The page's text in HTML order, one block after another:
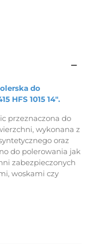
do
HFS 1015 14".
przeznaczona do
wykonana z
oraz
do polerowania jak
zabezpieczonych
woskami czy